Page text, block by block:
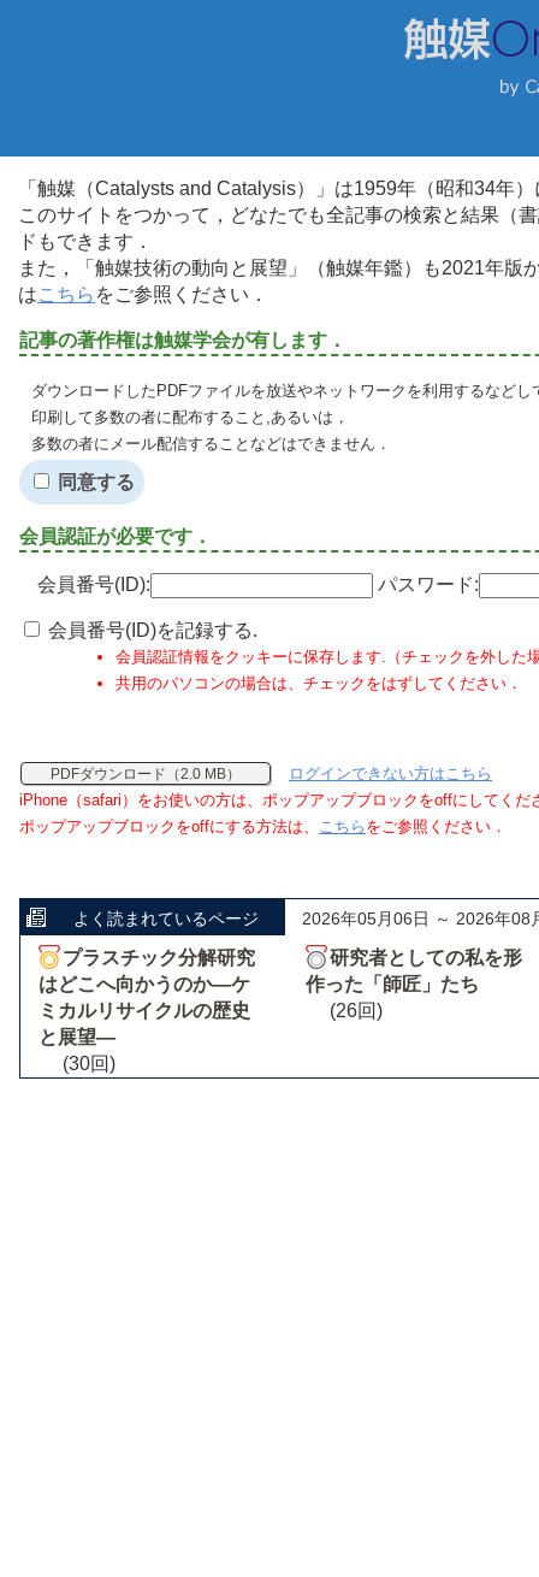
「触媒（Catalysts and Catalysis）」は1959年（昭和34年
このサイトをつかって，どなたでも全記事の検索と結果（
ドもできます．
また，「触媒技術の動向と展望」（触媒年鑑）も2021年
はこちら をご参照ください．
記事の著作権は触媒学会が有します．
ダウンロードしたPDFファイルを放送やネットワークを利用するなど
印刷して多数の者に配布すること,あるいは，
多数の者にメール配信することなどはできません．
同意する
会員認証が必要です．
会員番号(ID): パスワード:
会員番号(ID)を記録する.
会員認証情報をクッキーに保存します.（チェックを外した
共用のパソコンの場合は、チェックをはずしてください．
PDFダウンロード（2.0 MB）
ログインできない方はこちら
iPhone（safari）をお使いの方は、ポップアップブロックをoffにしてくだ
ポップアップブロックをoffにする方法は、 こちら をご参照ください．
よく読まれているページ 2026年05月06日 ～ 2026年08
プラスチック分解研究
はどこへ向かうのか―ケ
ミカルリサイクルの歴史
と展望―
(30回)
研究者としての私を形
作った「師匠」たち
(26回)